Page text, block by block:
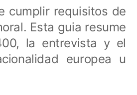
cumplir requisitos de
Esta guia resume
la entrevista y el
europea u